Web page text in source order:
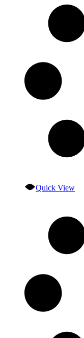
Quick View